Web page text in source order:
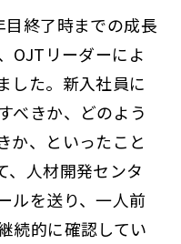
終了時までの成長
OJTリーダーによ
した。新入社員に
べきか、どのよう
か、といったこと
、人材開発センタ
ルを送り、一人前
続的に確認してい